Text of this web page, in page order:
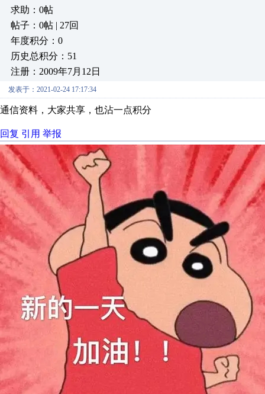
求助：0帖
帖子：0帖 | 27回
年度积分：0
历史总积分：51
注册：2009年7月12日
发表于：2021-02-24 17:17:34
通信资料，大家共享，也沾一点积分
回复 引用 举报